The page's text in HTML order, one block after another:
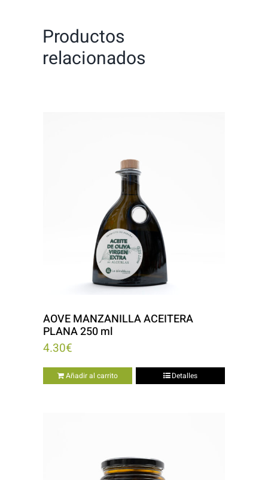
Productos
relacionados
AOVE MANZANILLA ACEITERA
PLANA 250 ml
4.30€
Añadir al carrito Detalles